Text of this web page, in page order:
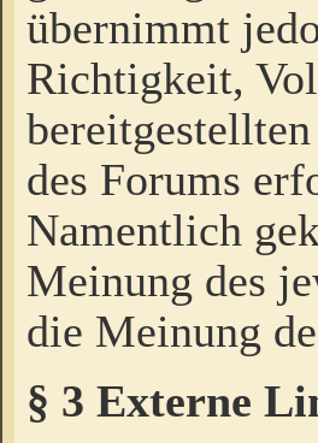
übernimmt
Richtigkeit,
des Forums
Namentlich
Meinung des
die Meinung
§ 3 Externe